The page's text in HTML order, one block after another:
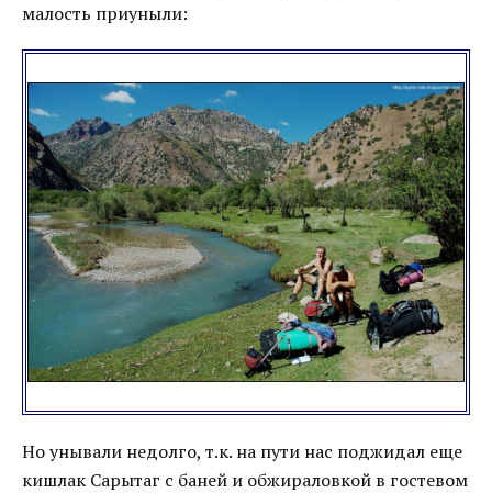
малость приуныли:
Но унывали недолго, т.к. на пути нас поджидал еще
кишлак Сарытаг с баней и обжираловкой в гостевом